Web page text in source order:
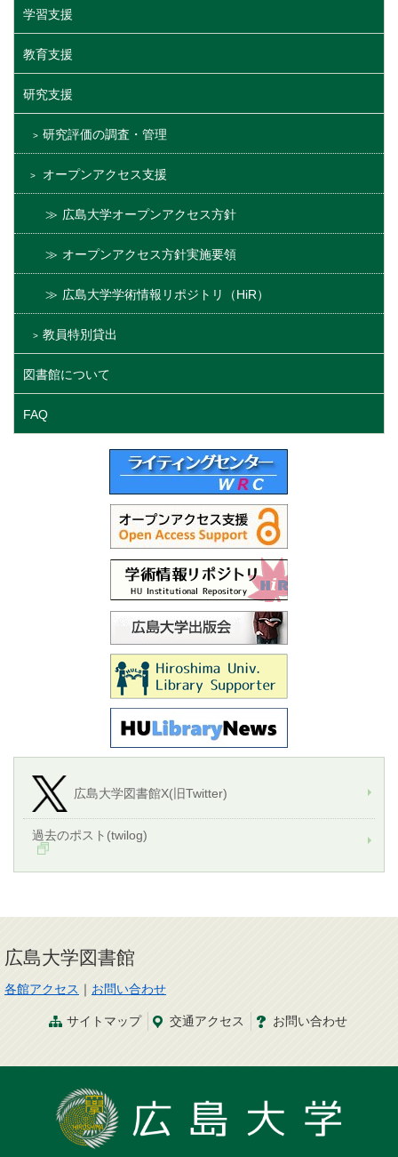
学習支援
教育支援
研究支援
研究評価の調査・管理
オープンアクセス支援
広島大学オープンアクセス方針
オープンアクセス方針実施要領
広島大学学術情報リポジトリ（HiR）
教員特別貸出
図書館について
FAQ
広島大学図書館X(旧Twitter)
過去のポスト(twilog)
広島大学図書館
各館アクセス ｜ お問い合わせ
サイトマップ 交通アクセス お問い合わせ